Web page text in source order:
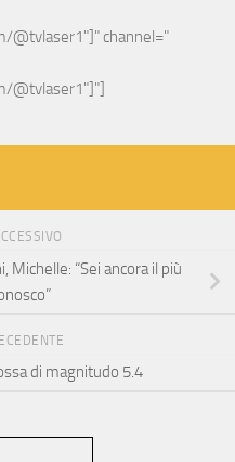
@tvlaser1"]" channel="
@tvlaser1"]"]
Michelle: “Sei ancora il più
di magnitudo 5.4